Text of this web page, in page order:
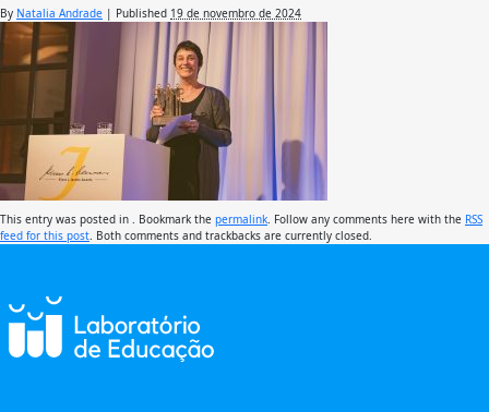
By Natalia Andrade | Published 19 de novembro de 2024
This entry was posted in . Bookmark the permalink . Follow any comments here with the RSS
feed for this post . Both comments and trackbacks are currently closed.